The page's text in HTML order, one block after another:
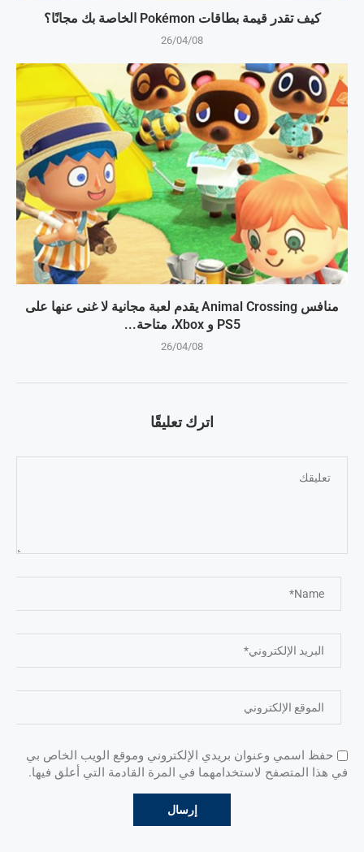
كيف تقدر قيمة بطاقات Pokémon الخاصة بك مجانًا؟
26/04/08
منافس Animal Crossing يقدم لعبة مجانية لا غنى عنها على
PS5 و Xbox، متاحة...
26/04/08
اترك تعليقًا
حفظ اسمي وعنوان بريدي الإلكتروني وموقع الويب الخاص بي
في هذا المتصفح لاستخدامهما في المرة القادمة التي أعلق فيها.